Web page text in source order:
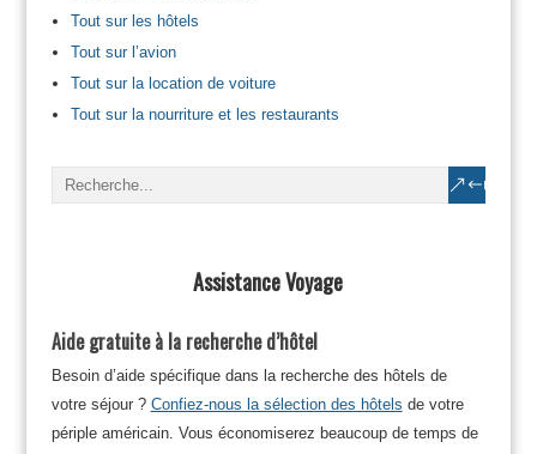
Tout sur les hôtels
Tout sur l’avion
Tout sur la location de voiture
Tout sur la nourriture et les restaurants
Assistance Voyage
Aide gratuite à la recherche d’hôtel
Besoin d’aide spécifique dans la recherche des hôtels de
votre séjour ? Confiez-nous la sélection des hôtels de votre
périple américain. Vous économiserez beaucoup de temps de